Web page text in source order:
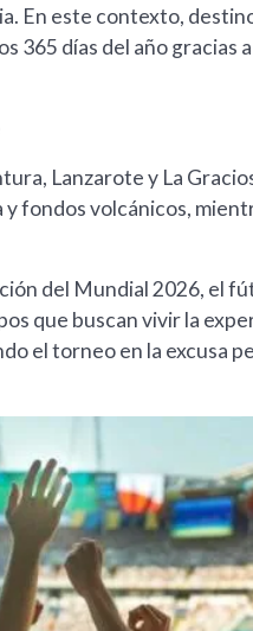
En este contexto,
365 días del año gracias
Lanzarote y La
fondos volcánicos,
del Mundial 2026, el
que buscan vivir la
el torneo en la excusa